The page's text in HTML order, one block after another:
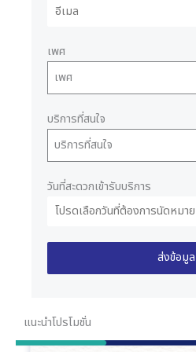
เพศ
เพศ
บริการที่สนใจ
บริการที่สนใจ
วันที่สะดวกเข้ารับบริการ
ส่งข้อมูล
แนะนำโปรโมชั่น